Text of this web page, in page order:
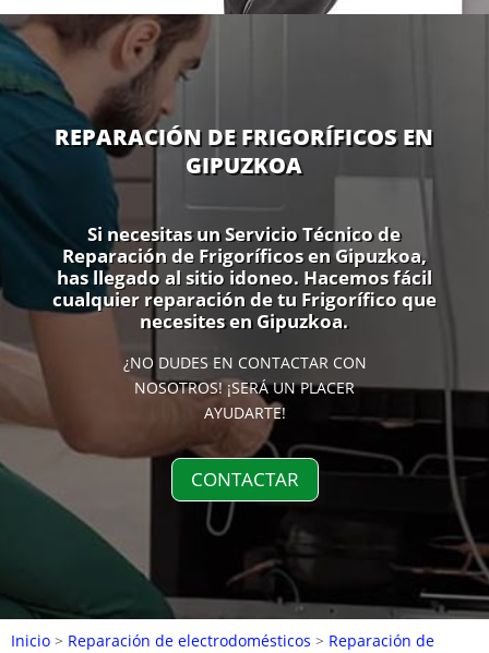
REPARACIÓN DE FRIGORÍFICOS EN
GIPUZKOA
Si necesitas un Servicio Técnico de
Reparación de Frigoríficos en Gipuzkoa,
has llegado al sitio idoneo. Hacemos fácil
cualquier reparación de tu Frigorífico que
necesites en Gipuzkoa.
¿NO DUDES EN CONTACTAR CON
NOSOTROS! ¡SERÁ UN PLACER
AYUDARTE!
CONTACTAR
Inicio > Reparación de electrodomésticos > Reparación de